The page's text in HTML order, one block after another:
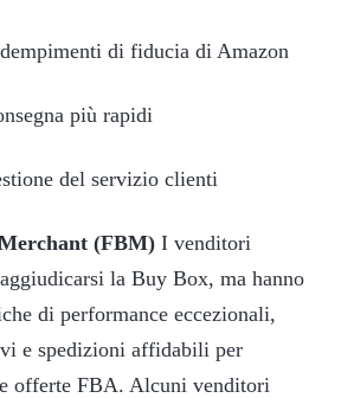
di fiducia di Amazon
più rapidi
del servizio clienti
(FBM) I venditori
la Buy Box, ma hanno
di performance eccezionali,
e spedizioni affidabili per
offerte FBA. Alcuni venditori